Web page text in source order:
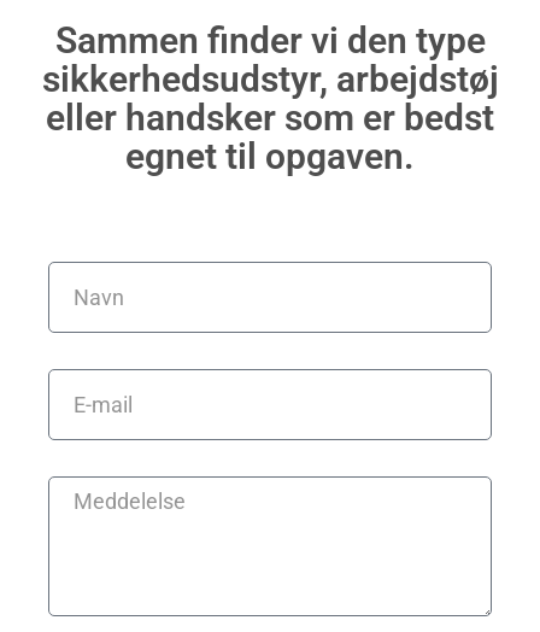
Sammen finder vi den type
sikkerhedsudstyr, arbejdstøj
eller handsker som er bedst
egnet til opgaven.